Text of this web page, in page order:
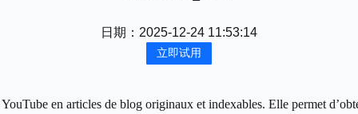
日期： 2025-12-24 11:53:14
立即试用
en articles de blog originaux et indexables. Elle